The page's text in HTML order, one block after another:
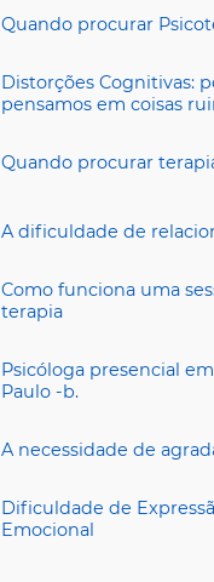
Quando procurar
Distorções Cognitivas:
pensamos em coisas
Quando procurar
A dificuldade de
Como funciona uma
terapia
Psicóloga presencial
Paulo -b.
A necessidade de
Dificuldade de
Emocional